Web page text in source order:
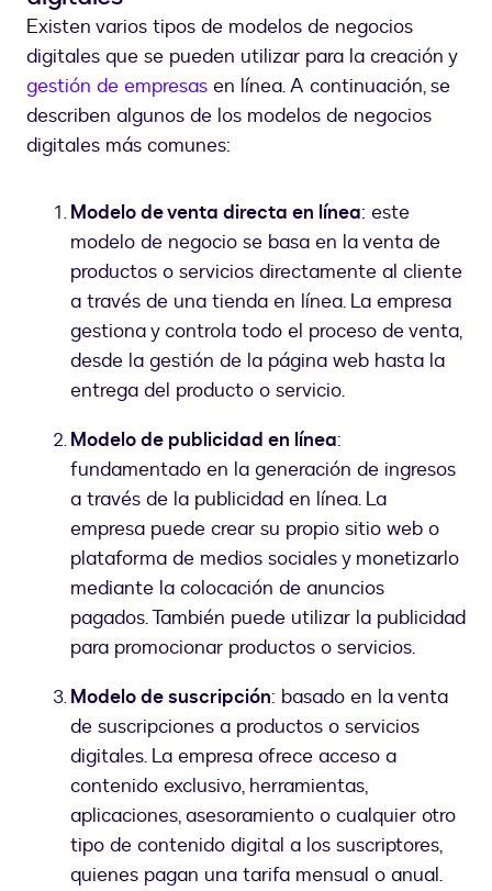
Existen varios tipos de modelos de negocios
digitales que se pueden utilizar para la creación y
gestión de empresas en línea. A continuación, se
describen algunos de los modelos de negocios
digitales más comunes:
Modelo de venta directa en línea: este
modelo de negocio se basa en la venta de
productos o servicios directamente al cliente
a través de una tienda en línea. La empresa
gestiona y controla todo el proceso de venta,
desde la gestión de la página web hasta la
entrega del producto o servicio.
Modelo de publicidad en línea:
fundamentado en la generación de ingresos
a través de la publicidad en línea. La
empresa puede crear su propio sitio web o
plataforma de medios sociales y monetizarlo
mediante la colocación de anuncios
pagados. También puede utilizar la publicidad
para promocionar productos o servicios.
Modelo de suscripción: basado en la venta
de suscripciones a productos o servicios
digitales. La empresa ofrece acceso a
contenido exclusivo, herramientas,
aplicaciones, asesoramiento o cualquier otro
tipo de contenido digital a los suscriptores,
quienes pagan una tarifa mensual o anual.